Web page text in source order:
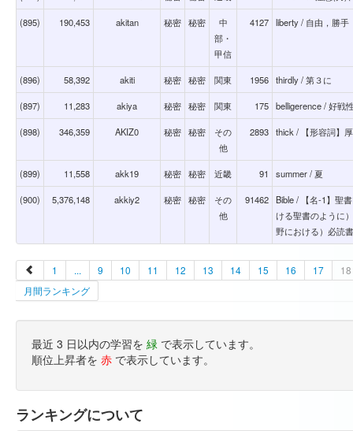
(895) 190,453 akitan 秘密 秘密
中
部・
甲信
4127 liberty / 自由，勝手
(896) 58,392 akiti 秘密 秘密 関東 1956 thirdly / 第３に
(897) 11,283 akiya 秘密 秘密 関東 175 belligerence / 好戦
(898) 346,359 AKIZ0 秘密 秘密
その
他
2893 thick / 【形容詞】
(899) 11,558 akk19 秘密 秘密 近畿 91 summer / 夏
(900) 5,376,148 akkiy2 秘密 秘密
その
他
91462 Bible / 【名-1】聖
ける聖書のように
野における）必読書
1 ... 9 10 11 12 13 14 15 16 17
18
月間ランキング
最近 3 日以内の学習を 緑 で表示しています。
順位上昇者を 赤 で表示しています。
ランキングについて